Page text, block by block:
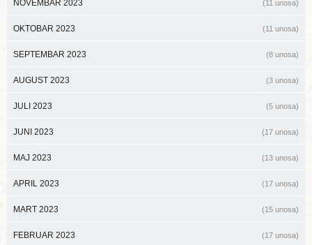
NOVEMBAR 2023 (11 unosa)
OKTOBAR 2023 (11 unosa)
SEPTEMBAR 2023 (8 unosa)
AUGUST 2023 (3 unosa)
JULI 2023 (5 unosa)
JUNI 2023 (17 unosa)
MAJ 2023 (13 unosa)
APRIL 2023 (17 unosa)
MART 2023 (15 unosa)
FEBRUAR 2023 (17 unosa)